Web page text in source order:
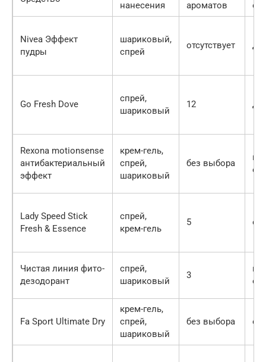
нанесения
ароматов
Nivea Эффект
пудры
шариковый,
спрей
отсутствует да
Go Fresh Dove
спрей,
шариковый
12 да
Rexona motionsense
антибактериальный
эффект
крем-гель,
спрей,
шариковый
без выбора
не
Lady Speed Stick
Fresh & Essence
спрей,
крем-гель
5
Чистая линия фито-
дезодорант
спрей,
шариковый
3
не
Fa Sport Ultimate Dry
крем-гель,
спрей,
шариковый
без выбора